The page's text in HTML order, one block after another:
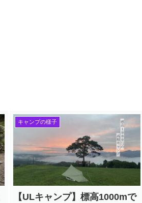
キャンプの様子
【ULキャンプ】標高1000mで